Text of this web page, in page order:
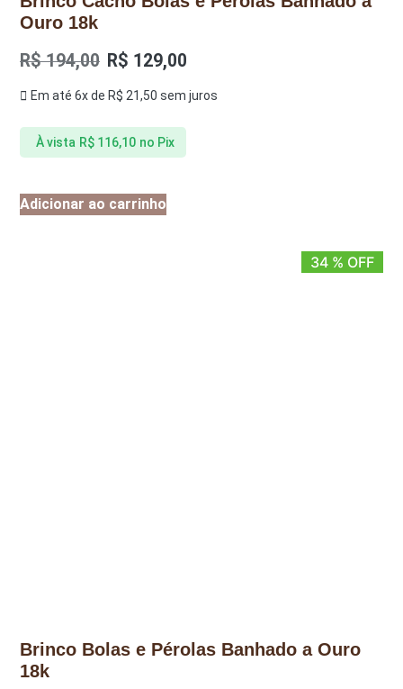
Ouro 18k
R$194,00 R$ 129,00
Em até 6x de R$ 21,50 sem juros
À vista R$116,10 no Pix
Adicionar ao carrinho
34 % OFF
Brinco Bolas e Pérolas Banhado a Ouro
18k